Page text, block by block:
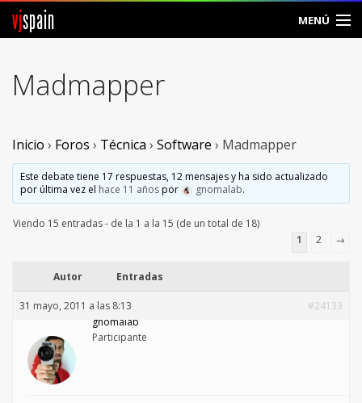
vjspain MENÚ
Foros
Vjspain
Madmapper
Inicio › Foros › Técnica › Software › Madmapper
Este debate tiene 17 respuestas, 12 mensajes y ha sido actualizado
por última vez el hace 11 añospor gnomalab.
Viendo 15 entradas - de la 1 a la 15 (de un total de 18)
1
2 →
Autor Entradas
31 mayo, 2011 a las 8:13
#24133
gnomalab
Participante